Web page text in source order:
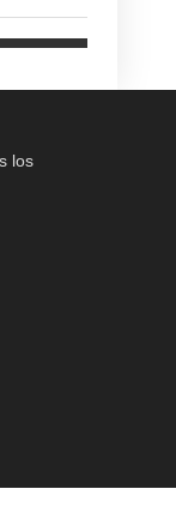
los